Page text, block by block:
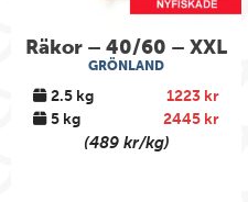
Räkor – 40/60 – XXL
GRÖNLAND
2.5 kg
1223 kr
5 kg
2445 kr
(489 kr/kg)